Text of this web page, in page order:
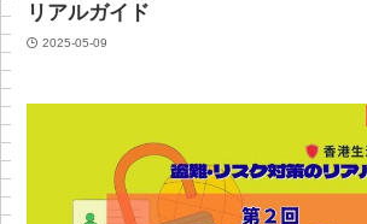
リアルガイド
2025-05-09